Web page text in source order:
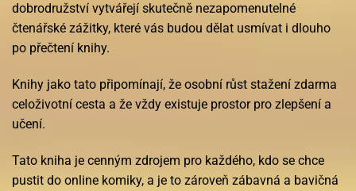
dobrodružství vytvářejí skutečně nezapomenutelné
čtenářské zážitky, které vás budou dělat usmívat i dlouho
po přečtení knihy.
Knihy jako tato připomínají, že osobní růst stažení zdarma​
celoživotní cesta a že vždy existuje prostor pro zlepšení a
učení.
Tato kniha je cenným zdrojem pro každého, kdo se chce
pustit do online komiky, a je to zároveň zábavná a bavičná